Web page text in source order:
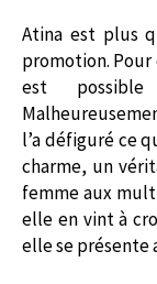
Atina est plus
promotion.
est
l’a défiguré ce
charme, un
femme aux
elle en vint à
elle se présente